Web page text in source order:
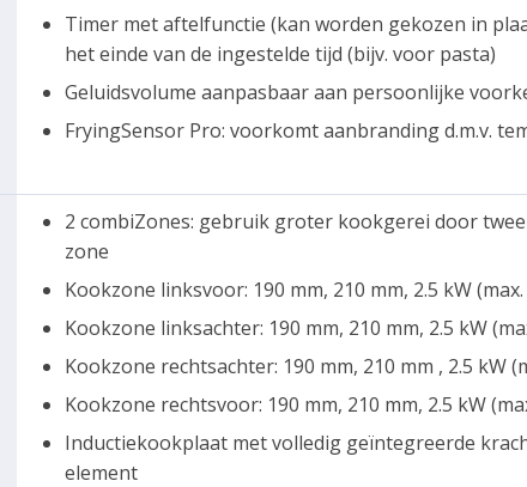
Timer met aftelfunctie (kan worden gekozen in
het einde van de ingestelde tijd (bijv. voor pasta)
Geluidsvolume aanpasbaar aan persoonlijke
FryingSensor Pro: voorkomt aanbranding d.m.v.
2 combiZones: gebruik groter kookgerei door
zone
Kookzone linksvoor: 190 mm, 210 mm, 2.5 kW
Kookzone linksachter: 190 mm, 210 mm, 2.5 kW
Kookzone rechtsachter: 190 mm, 210 mm , 2.5 kW
Kookzone rechtsvoor: 190 mm, 210 mm, 2.5 kW
Inductiekookplaat met volledig geïntegreerde
element